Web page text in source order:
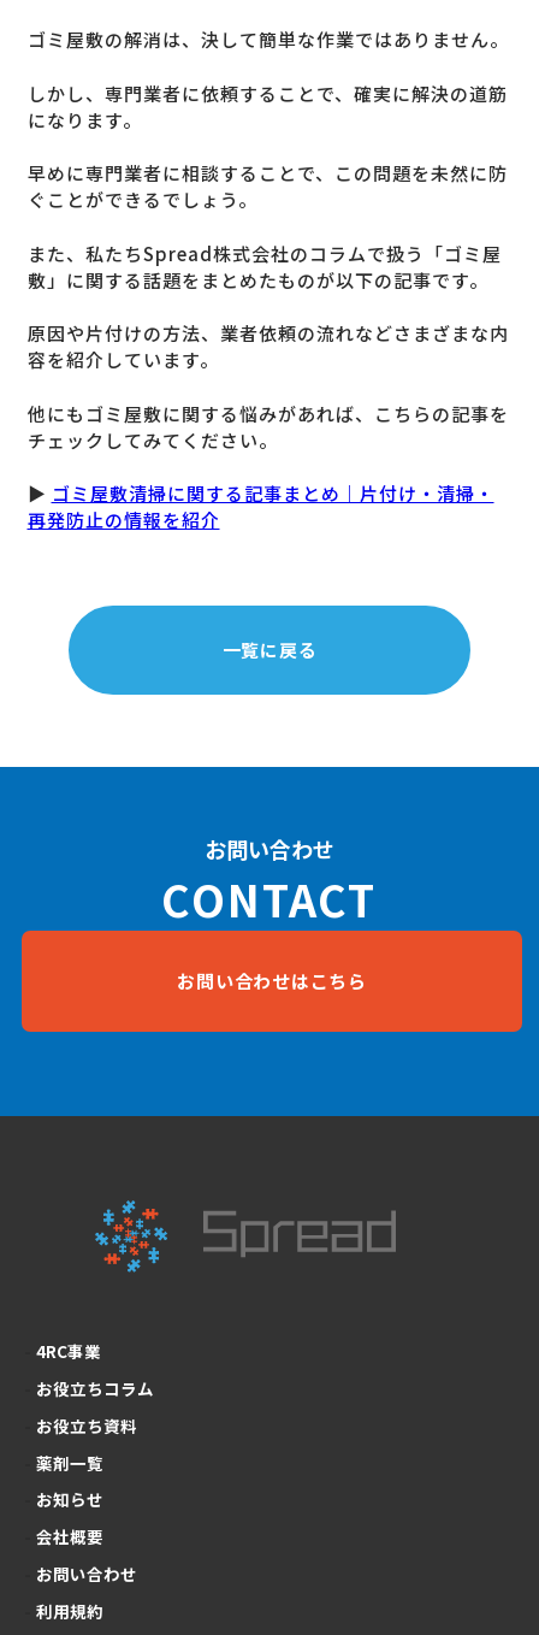
ゴミ屋敷の解消は、決して簡単な作業ではありません。
しかし、専門業者に依頼することで、確実に解決の道筋
になります。
早めに専門業者に相談することで、この問題を未然に防
ぐことができるでしょう。
また、私たちSpread株式会社のコラムで扱う「ゴミ屋
敷」に関する話題をまとめたものが以下の記事です。
原因や片付けの方法、業者依頼の流れなどさまざまな内
容を紹介しています。
他にもゴミ屋敷に関する悩みがあれば、こちらの記事を
チェックしてみてください。
▶ ゴミ屋敷清掃に関する記事まとめ｜片付け・清掃・
再発防止の情報を紹介
一覧に戻る
お問い合わせ
CONTACT
お問い合わせはこちら
4RC事業
お役立ちコラム
お役立ち資料
薬剤一覧
お知らせ
会社概要
お問い合わせ
利用規約